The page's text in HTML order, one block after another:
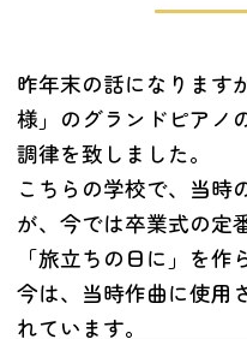
昨年末の話になります
様」のグランドピアノ
調律を致しました。
こちらの学校で、当時
が、今では卒業式の定
「旅立ちの日に」を作
今は、当時作曲に使用
れています。